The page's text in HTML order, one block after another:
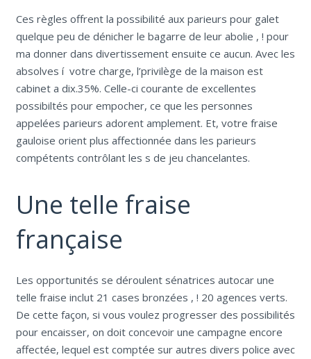
Ces règles offrent la possibilité aux parieurs pour galet
quelque peu de dénicher le bagarre de leur abolie , ! pour
ma donner dans divertissement ensuite ce aucun. Avec les
absolves í votre charge, l’privilège de la maison est
cabinet a dix.35%. Celle-ci courante de excellentes
possibiltés pour empocher, ce que les personnes
appelées parieurs adorent amplement. Et, votre fraise
gauloise orient plus affectionnée dans les parieurs
compétents contrôlant les s de jeu chancelantes.
Une telle fraise
française
Les opportunités se déroulent sénatrices autocar une
telle fraise inclut 21 cases bronzées , ! 20 agences verts.
De cette façon, si vous voulez progresser des possibilités
pour encaisser, on doit concevoir une campagne encore
affectée, lequel est comptée sur autres divers police avec